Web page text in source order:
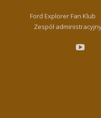
Ford Explorer Fan Klub
Zespół